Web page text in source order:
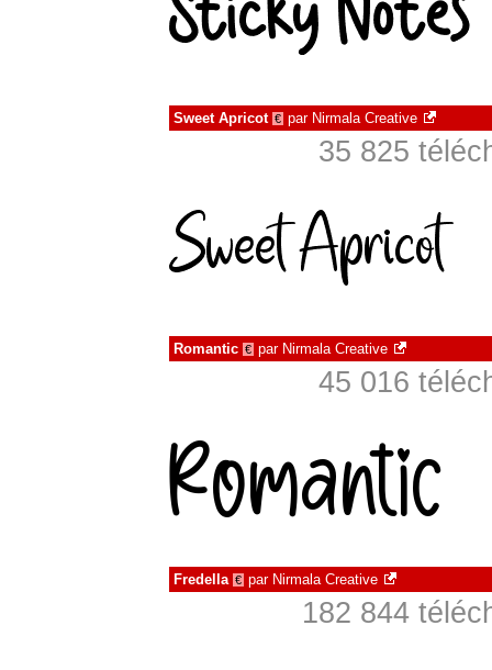
Sweet Apricot € par Nirmala Creative
35 825
Romantic € par Nirmala Creative
45 016
Fredella € par Nirmala Creative
182 844